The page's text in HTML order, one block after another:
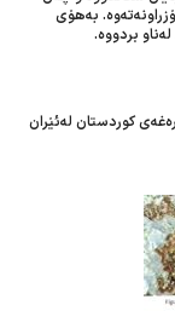
بەهۆی
بردووە.
کوردستان لەئێران